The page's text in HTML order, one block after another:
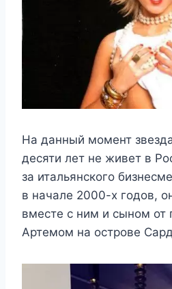
На данный момент
десяти лет не живет в
за итальянского
в начале 2000-х годов,
вместе с ним и сыном от
Артемом на острове